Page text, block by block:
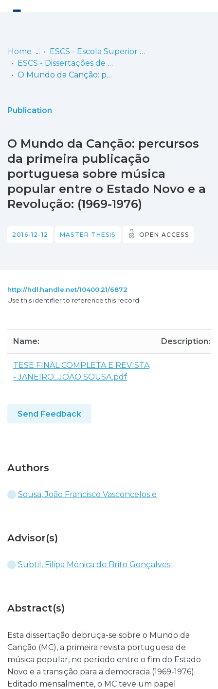
Communities
Statistics
Home
ESCS - Escola Superior de Comunicação Social
ESCS - Dissertações de Mestrado
O Mundo da Canção: percursos da primeira publicação portuguesa sobre música popular entre o Estado Novo e a Revolução: (1969-1976)
Publication
O Mundo da Canção: percursos
da primeira publicação
portuguesa sobre música
popular entre o Estado Novo e a
Revolução: (1969-1976)
2016-12-12 MASTER THESIS OPEN ACCESS
http://hdl.handle.net/10400.21/6872
Use this identifier to reference this record.
Name: Description:
TESE FINAL COMPLETA E REVISTA
- JANEIRO_JOAO SOUSA.pdf
Send Feedback
Authors
Sousa, João Francisco Vasconcelos e
Advisor(s)
Subtil, Filipa Mónica de Brito Gonçalves
Abstract(s)
Esta dissertação debruça-se sobre o Mundo da
Canção (MC), a primeira revista portuguesa de
música popular, no período entre o fim do Estado
Novo e a transição para a democracia (1969-1976).
Editado mensalmente, o MC teve um papel